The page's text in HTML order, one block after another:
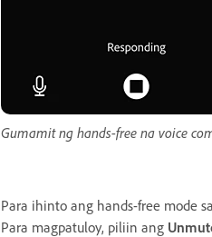
Gumamit ng hands-free na voice
Para ihinto ang hands-free mode
Para magpatuloy, piliin ang